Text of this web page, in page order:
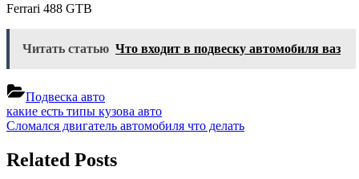
Ferrari 488 GTB
Читать статью Что входит в подвеску автомобиля ваз
Подвеска авто
Навигация
по
записям
Previous
Post:
какие есть типы кузова авто
Next
Сломался двигатель автомобиля что делать
Related Posts